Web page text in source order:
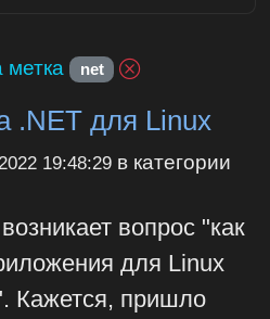
net
.NET для Linux
19:48:29в категории
вопрос "как
для Linux
Кажется, пришло